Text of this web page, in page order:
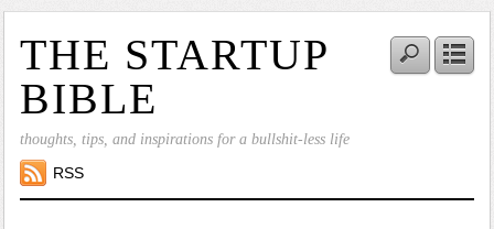
THE STARTUP
BIBLE
thoughts, tips, and inspirations for a bullshit-less life
RSS